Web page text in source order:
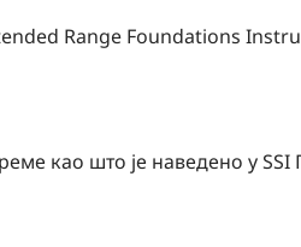
Range Foundations
као што је наведено у